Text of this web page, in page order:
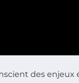
des enjeux